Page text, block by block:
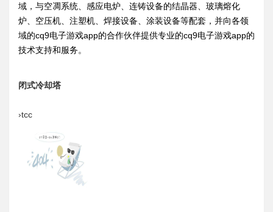
域，与空凋系统、感应电炉、连铸设备的结晶器、玻璃熔化
炉、空压机、注塑机、焊接设备、涂装设备等配套，并向各领
域的cq9电子游戏app的合作伙伴提供专业的cq9电子游戏app的
技术支持和服务。
闭式冷却塔
›tcc